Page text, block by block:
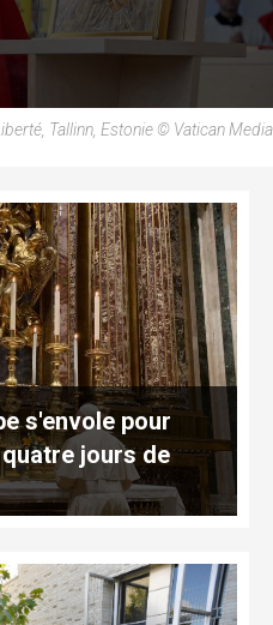
Tallinn, Estonie © Vatican Media
s'envole pour
jours de